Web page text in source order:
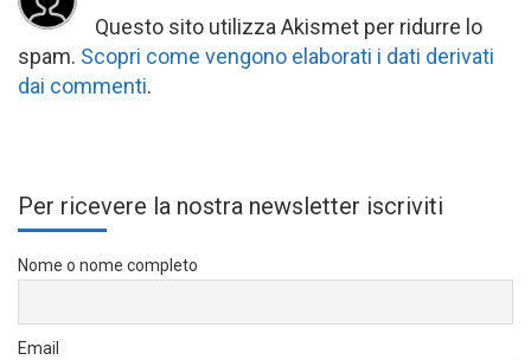
Questo sito utilizza Akismet per ridurre lo
spam. Scopri come vengono elaborati i dati derivati
dai commenti.
Per ricevere la nostra newsletter iscriviti
Nome o nome completo
Email